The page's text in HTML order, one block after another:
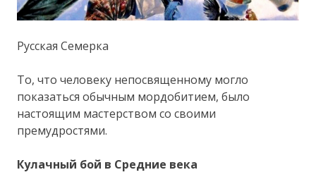
Русская Семерка
То, что человеку непосвященному могло
показаться обычным мордобитием, было
настоящим мастерством со своими
премудростями.
Кулачный бой в Средние века